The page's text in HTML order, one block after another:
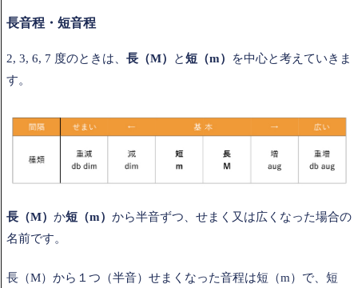
長音程・短音程
2, 3, 6, 7 度のときは、 長（M） と短（m）
を中心と考えていきま
す。
長（M） か短（m） から半音ずつ、せまく又は広くなった場合の
名前です。
長（M）から１つ（半音）せまくなった音程は短（m）で、短